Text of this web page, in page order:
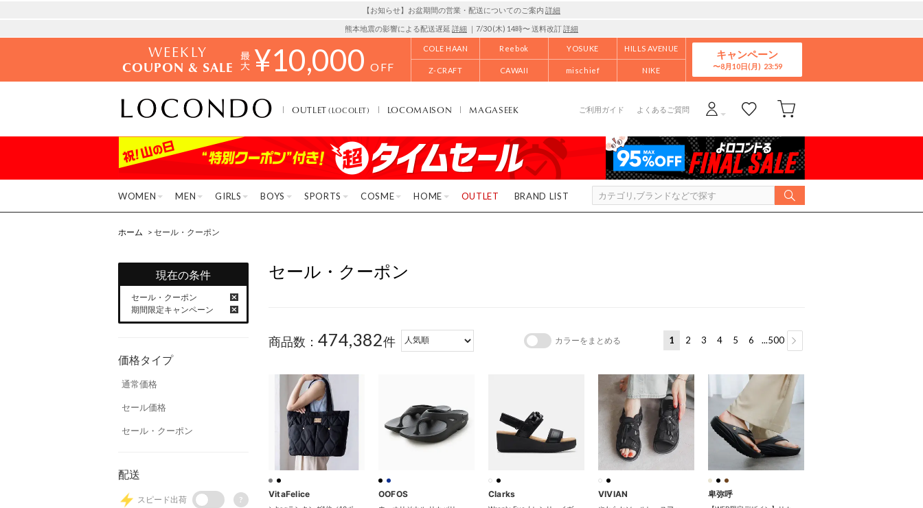
【お知らせ】お盆期間の営業・配送についてのご案内 詳細
熊本地震の影響による配送遅延 詳細 ｜7/30 (木) 14時〜 送料改訂詳細
WEEKLY
COUPON & SALE ¥10,000 OFF
COLE HAAN Reebok YOSUKE HILLS AVENUE
Z-CRAFT CAWAII mischief NIKE
キャンペーン
8月10日(月)
OUTLET(LOCOLET) LOCOMAISON MAGASEEK ご利用ガイド よくあるご質問
WOMEN MEN GIRLS BOYS SPORTS COSME HOME OUTLET BRAND LIST
ホーム > セール・クーポン
現在の条件
セール・クーポン
期間限定キャンペーン
価格タイプ
通常価格
セール価格
セール・クーポン
配送
スピード出荷 ?
セール・クーポン
商品数： 474,382件 カラーをまとめる 1 2 3 4 5 6 ...500
VitaFelice OOFOS Clarks VIVIAN 卑弥呼